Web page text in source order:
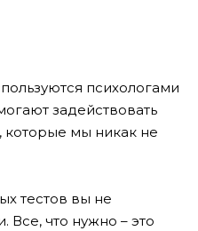
психологами
задействовать
которые мы никак не
тестов вы не
Все, что нужно – это